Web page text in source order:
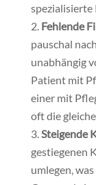
spezialisierte
Fehlende
pauschal
unabhängig
Patient mit
einer mit
oft die
Steigende
gestiegenen
umlegen,